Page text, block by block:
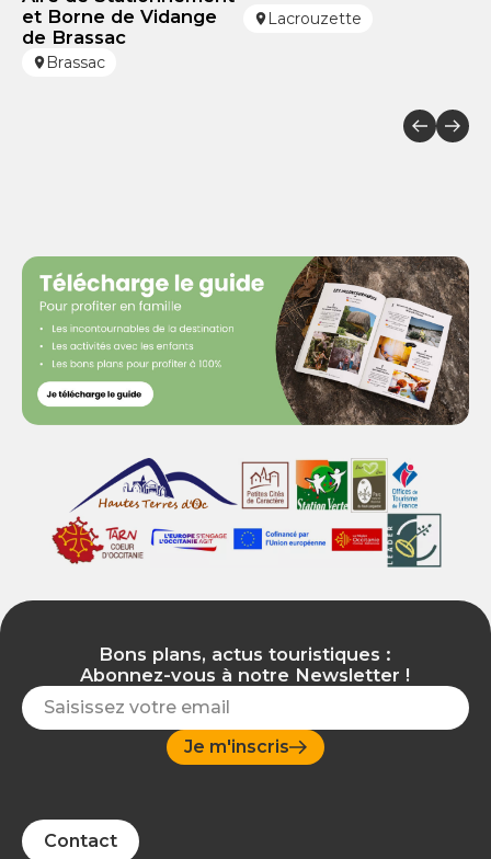
et Borne de Vidange
de Brassac
Brassac
Lacrouzette
Bons plans, actus touristiques :
Abonnez-vous à notre Newsletter !
Je m'inscris
Contact